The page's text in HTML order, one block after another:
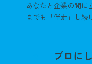
あなたと企業の間に
までも「伴走」し続
プロに